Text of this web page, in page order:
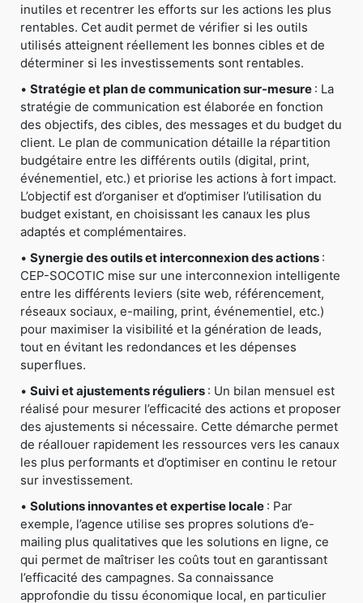
inutiles et recentrer les efforts sur les actions les plus
rentables. Cet audit permet de vérifier si les outils
utilisés atteignent réellement les bonnes cibles et de
déterminer si les investissements sont rentables.
• Stratégie et plan de communication sur-mesure : La
stratégie de communication est élaborée en fonction
des objectifs, des cibles, des messages et du budget du
client. Le plan de communication détaille la répartition
budgétaire entre les différents outils (digital, print,
événementiel, etc.) et priorise les actions à fort impact.
L’objectif est d’organiser et d’optimiser l’utilisation du
budget existant, en choisissant les canaux les plus
adaptés et complémentaires.
• Synergie des outils et interconnexion des actions :
CEP-SOCOTIC mise sur une interconnexion intelligente
entre les différents leviers (site web, référencement,
réseaux sociaux, e-mailing, print, événementiel, etc.)
pour maximiser la visibilité et la génération de leads,
tout en évitant les redondances et les dépenses
superflues.
• Suivi et ajustements réguliers : Un bilan mensuel est
réalisé pour mesurer l’efficacité des actions et proposer
des ajustements si nécessaire. Cette démarche permet
de réallouer rapidement les ressources vers les canaux
les plus performants et d’optimiser en continu le retour
sur investissement.
• Solutions innovantes et expertise locale : Par
exemple, l’agence utilise ses propres solutions d’e-
mailing plus qualitatives que les solutions en ligne, ce
qui permet de maîtriser les coûts tout en garantissant
l’efficacité des campagnes. Sa connaissance
approfondie du tissu économique local, en particulier